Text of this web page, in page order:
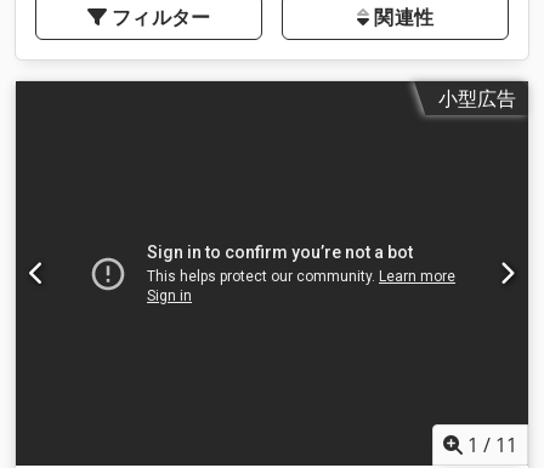
フィルター 関連性
小型広告
1 / 11